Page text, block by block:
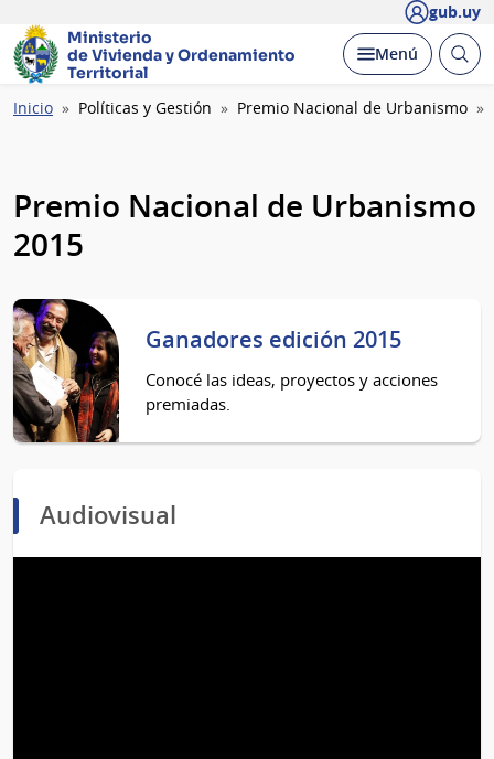
gub.uy
Ministerio
de Vivienda yOrdenamiento
Territorial
Desplegar
Menú Abrir
Ruta
Inicio Políticas y Gestión Premio Nacional de Urbanismo
Premio Nacional de Urbanismo
2015
Ganadores edición 2015
Conocé las ideas, proyectos y acciones
premiadas.
Audiovisual